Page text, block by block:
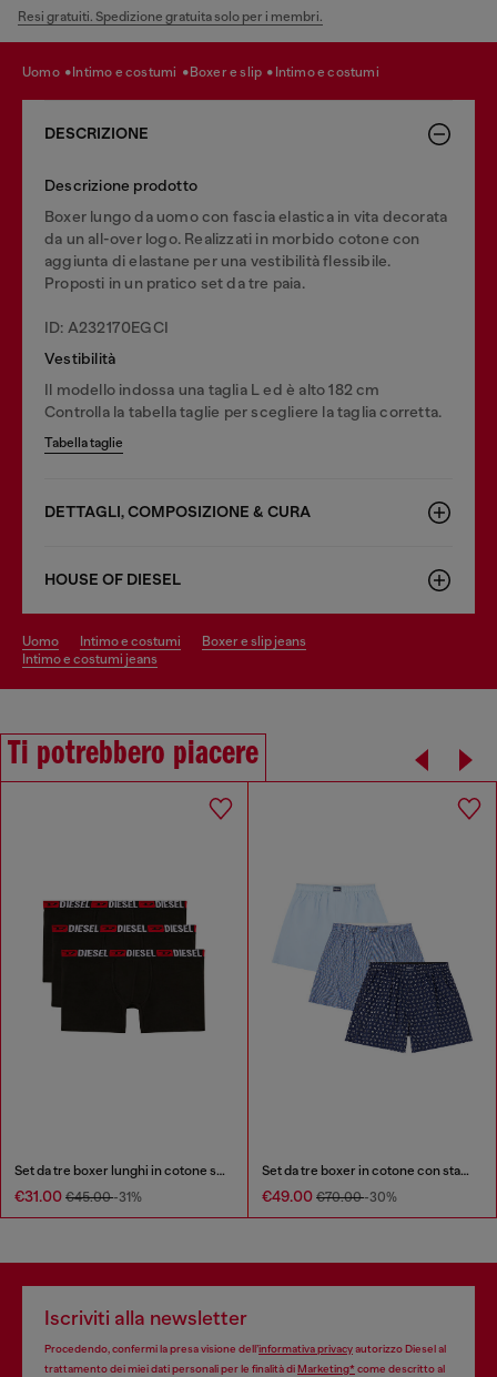
Resi gratuiti. Spedizione gratuita solo per i membri.
uomo intimo e costumi boxer e slip intimo e costumi
DESCRIZIONE
Descrizione prodotto
Boxer lungo da uomo con fascia elastica in vita decorata
da un all-over logo. Realizzati in morbido cotone con
aggiunta di elastane per una vestibilità flessibile.
Proposti in un pratico set da tre paia.
ID: A232170EGCI
Vestibilità
Il modello indossa una taglia L ed è alto 182 cm
Controlla la tabella taglie per scegliere la taglia corretta.
Tabella taglie
DETTAGLI, COMPOSIZIONE & CURA
HOUSE OF DIESEL
uomo intimo e costumi
boxer e slip jeans
intimo e costumi jeans
Ti potrebbero piacere
Set da tre boxer lunghi in cotone stretch
€31.00 €45.00-31%
Set da tre boxer in cotone con stampa integrale
€49.00 €70.00-30%
Iscriviti alla newsletter
Procedendo, confermi la presa visione dell’informativa privacyautorizzo Diesel al
trattamento dei miei dati personali per le finalità diMarketing*come descritto al